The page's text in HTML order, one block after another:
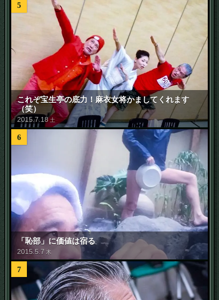
5
これぞ宝生亭の底力！麻衣女将かましてくれます
（笑）
2015.7. 18 土
6
「恥部」に価値は宿る
2015.5.7 木
7